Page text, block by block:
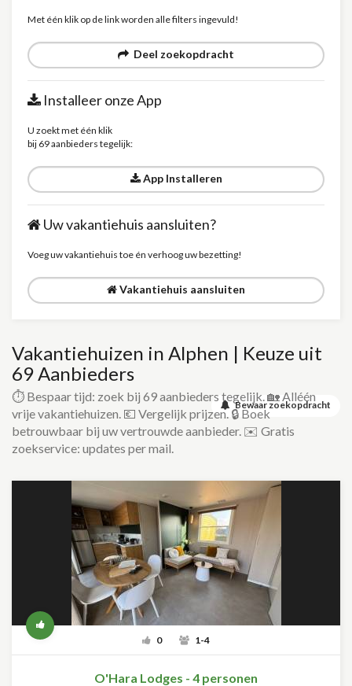
Met één klik op de link worden alle filters ingevuld!
Deel zoekopdracht
Installeer onze App
U zoekt met één klik
bij 69 aanbieders tegelijk:
App Installeren
Uw vakantiehuis aansluiten?
Voeg uw vakantiehuis toe én verhoog uw bezetting!
Vakantiehuis aansluiten
Bewaar zoekopdracht
Vakantiehuizen in Alphen | Keuze uit
69 Aanbieders
⏱️ Bespaar tijd: zoek bij 69 aanbieders tegelijk. 🏡 Alléén
vrije vakantiehuizen. 💶 Vergelijk prijzen. 🔒 Boek
betrouwbaar bij uw vertrouwde aanbieder. ✉️ Gratis
zoekservice: updates per mail.
0 1-4
O'Hara Lodges - 4 personen